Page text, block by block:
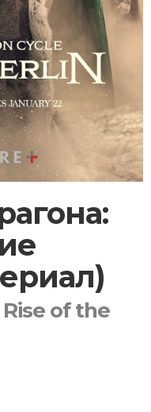
of the